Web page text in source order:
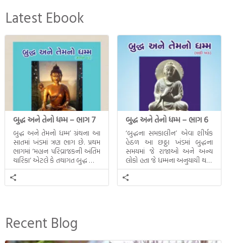
Latest Ebook
બુદ્ધ અને તેનો ધમ્મ – ભાગ 7
બુદ્ધ અને તેમનો ધમ્મ’ ગ્રંથના આ
સાતમાં ખંડમાં ત્રણ ભાગ છે. પ્રથમ
ભાગમાં ‘મહાન પરિવ્રાજકની અંતિમ
ચારિકા’ એટલે કે તથાગત બુદ્ધ સાથે
સતત પરિભ્રમણ કરતા સહચારીઓ
સાથે ફરી એકવારની
મુલાકાત, બીજા ભાગમાં તથાગતે
ઉત્તરાધિકારી તરીકે સ્થાપે છે તે
દૃશ્યો અંકિત થયાં છે. ટૂંકમાં બુદ્ધનાં
બુદ્ધ અને તેનો ધમ્મ – ભાગ 6
‘બુદ્ધના સમકાલીન’ એવા શીર્ષક
હેઠળ આ છઠ્ઠા ખંડમાં બુદ્ધના
સમયમાં જે રાજાઓ અને અન્ય
લોકો હતા જે ધમ્મના અનુયાયી થયા.
તેમનો અને બુદ્ધ વચ્ચે થયેલો
સત્સંગ વીશે જાણકારી મળે છે.
Recent Blog